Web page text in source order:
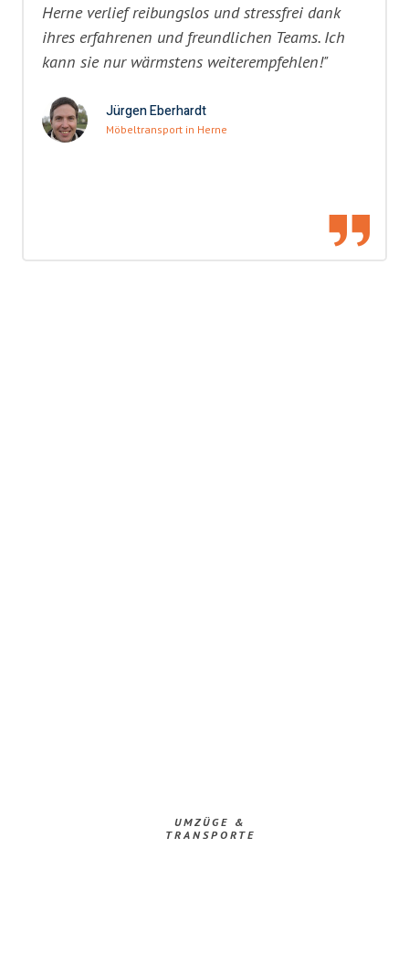
Herne verlief reibungslos und stressfrei dank
ihres erfahrenen und freundlichen Teams. Ich
kann sie nur wärmstens weiterempfehlen!"
Jürgen Eberhardt
Möbeltransport in Herne
UMZÜGE &
TRANSPORTE